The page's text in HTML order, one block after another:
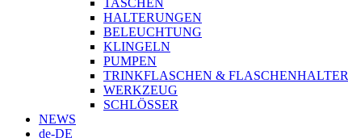
TASCHEN
HALTERUNGEN
BELEUCHTUNG
KLINGELN
PUMPEN
TRINKFLASCHEN & FLASCHENHALTER
WERKZEUG
SCHLÖSSER
NEWS
de-DE